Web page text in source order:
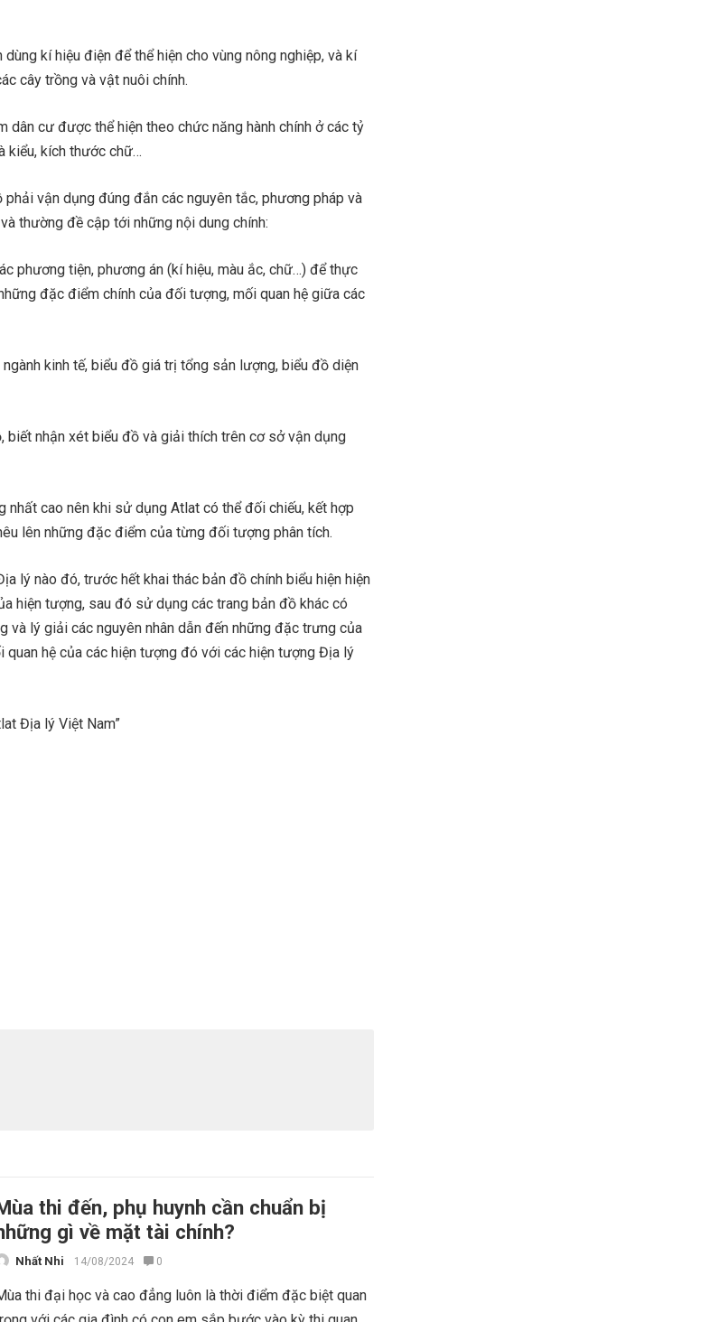
kí hiệu điện để thể hiện cho vùng nông nghiệp, và kí
cây trồng và vật nuôi chính.
dân cư được thể hiện theo chức năng hành chính ở các tỷ
kiểu, kích thước chữ…
vận dụng đúng đắn các nguyên tắc, phương pháp và
thường đề cập tới những nội dung chính:
phương tiện, phương án (kí hiệu, màu ắc, chữ…) để thực
đặc điểm chính của đối tượng, mối quan hệ giữa các
kinh tế, biểu đồ giá trị tổng sản lượng, biểu đồ diện
biết nhận xét biểu đồ và giải thích trên cơ sở vận dụng
nhất cao nên khi sử dụng Atlat có thể đối chiếu, kết hợp
lên những đặc điểm của từng đối tượng phân tích.
lý nào đó, trước hết khai thác bản đồ chính biểu hiện hiện
hiện tượng, sau đó sử dụng các trang bản đồ khác có
và lý giải các nguyên nhân dẫn đến những đặc trưng của
hệ của các hiện tượng đó với các hiện tượng Địa lý
Địa lý Việt Nam”
thi đến, phụ huynh cần chuẩn bị
gì về mặt tài chính?
Nhất Nhi 14/08/2024 0
thi đại học và cao đẳng luôn là thời điểm đặc biệt quan